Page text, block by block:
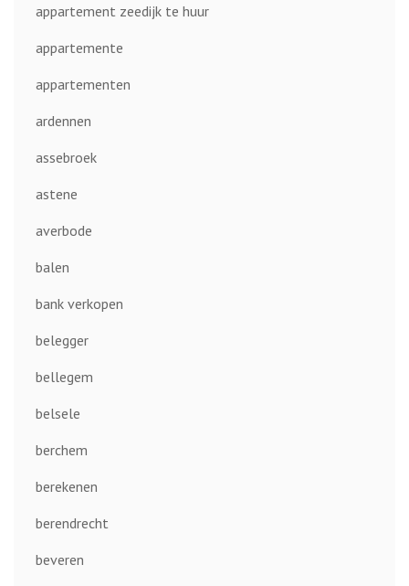
appartement zeedijk te huur
appartemente
appartementen
ardennen
assebroek
astene
averbode
balen
bank verkopen
belegger
bellegem
belsele
berchem
berekenen
berendrecht
beveren